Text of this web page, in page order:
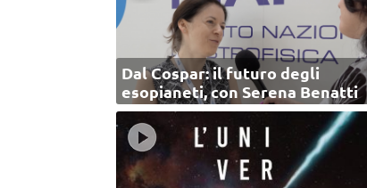
Dal Cospar: il futuro degli
esopianeti, con Serena Benatti